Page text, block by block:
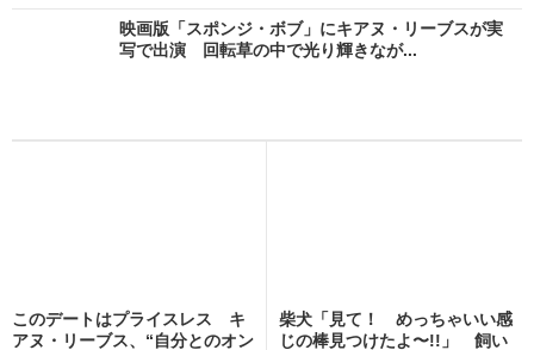
映画版「スポンジ・ボブ」にキアヌ・リーブスが実
写で出演 回転草の中で光り輝きなが...
このデートはプライスレス キ
アヌ・リーブス、“自分とのオン
柴犬「見て！ めっちゃいい感
じの棒見つけたよ〜!!」 飼い